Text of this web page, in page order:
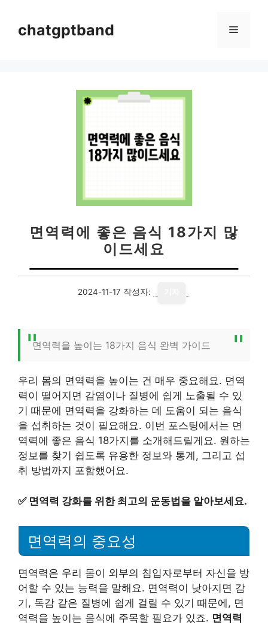
chatgptband 메
면역력에 좋은 음식 18가지 많
이드세요
2024-11-17 작성자:
면역력을 높이는 18가지 음식 완벽 가이드
우리 몸의 면역력을 높이는 건 매우 중요해요. 면역
력이 떨어지면 감염이나 질병에 쉽게 노출될 수 있
기 때문에 면역력을 강화하는 데 도움이 되는 음식
을 섭취하는 것이 필요해요. 이번 포스팅에서는 면
역력에 좋은 음식 18가지를 소개해드릴게요. 원하는
정보를 찾기 쉽도록 유용한 정보와 통계, 그리고 섭
취 방법까지 포함했어요.
✅ 면역력 강화를 위한 최고의 운동법을 알아보세요.
면역력의 중요성
면역력은 우리 몸이 외부의 침입자로부터 자신을 방
어할 수 있는 능력을 말해요. 면역력이 낮아지면 감
기, 독감 같은 질병에 쉽게 걸릴 수 있기 때문에, 면
역력을 높이는 음식에 주목할 필요가 있죠. 면역력